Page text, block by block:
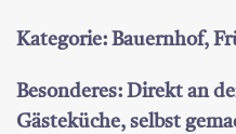
Kategorie: Bauernhof,
Besonderes: Direkt an
Gästeküche, selbst